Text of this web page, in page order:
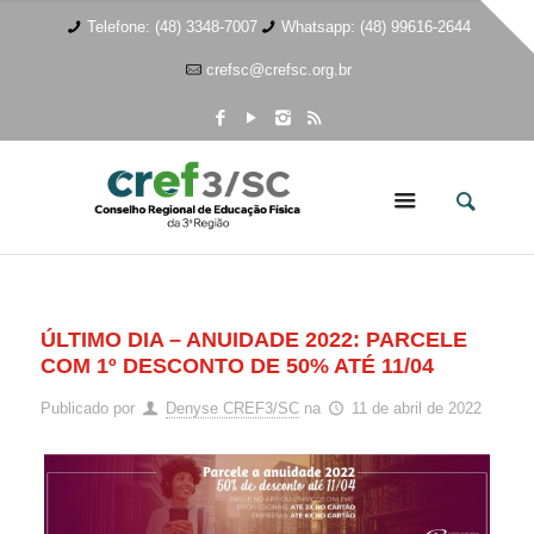
Telefone: (48) 3348-7007 Whatsapp: (48) 99616-2644
crefsc@crefsc.org.br
ÚLTIMO DIA – ANUIDADE 2022: PARCELE
COM 1º DESCONTO DE 50% ATÉ 11/04
Publicado por Denyse CREF3/SC na 11 de abril de 2022